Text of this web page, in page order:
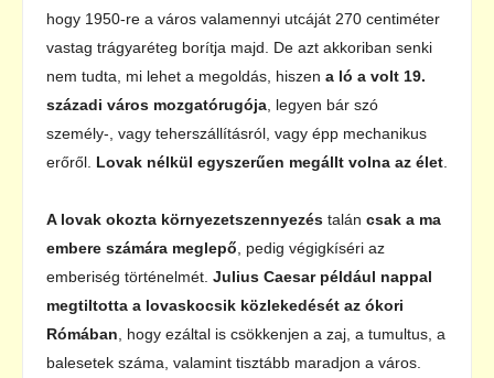
hogy 1950-re a város valamennyi utcáját 270 centiméter
vastag trágyaréteg borítja majd. De azt akkoriban senki
nem tudta, mi lehet a megoldás, hiszen a ló a volt 19.
századi város mozgatórugója , legyen bár szó
személy-, vagy teherszállításról, vagy épp mechanikus
erőről. Lovak nélkül egyszerűen megállt volna az élet
A lovak okozta környezetszennyezés talán csak a ma
embere számára meglepő , pedig végigkíséri az
emberiség történelmét. Julius Caesar például nappal
megtiltotta a lovaskocsik közlekedését az ókori
Rómában , hogy ezáltal is csökkenjen a zaj, a tumultus, a
balesetek száma, valamint tisztább maradjon a város.